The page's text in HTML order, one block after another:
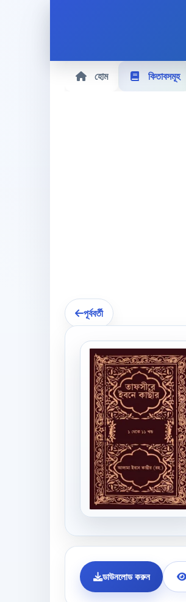
হোম কিতাবসমূহ
পূর্ববর্তী
ডাউনলোড করুন